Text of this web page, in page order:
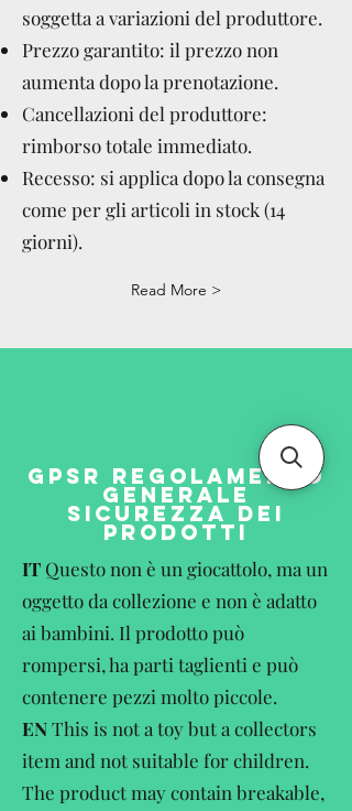
soggetta a variazioni del produttore.
Prezzo garantito: il prezzo non
aumenta dopo la prenotazione.
Cancellazioni del produttore:
rimborso totale immediato.
Recesso: si applica dopo la consegna
come per gli articoli in stock (14
giorni).
Read More >
GPSR REGOLAMENTO
GENERALE
SICUREZZA DEI
PRODOTTI
IT Questo non è un giocattolo, ma un
oggetto da collezione e non è adatto
ai bambini. Il prodotto può
rompersi, ha parti taglienti e può
contenere pezzi molto piccole.
ENThis is not a toy but a collectors
item and not suitable for children.
The product may contain breakable,